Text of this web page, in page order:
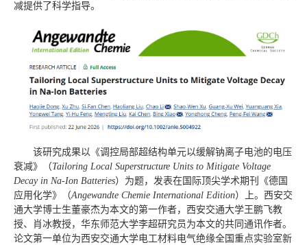
减提供了科学指导。
该研究成果以《调控局部超结构单元以缓解钠离子电池的电压
衰减》（Tailoring Local Superstructure Units to Mitigate Voltage
Decay in Na-Ion Batteries）为题，发表在国际顶尖学术期刊《德国
应用化学》（Angewandte Chemie International Edition）上。西安交
通大学博士生董豪杰为本文的第一作者，西安交通大学王鹏飞教
授、肖冰教授，华东师范大学李超研究员为本文的共同通讯作者。
论文第一单位为西安交通大学电工材料电气绝缘全国重点实验室新